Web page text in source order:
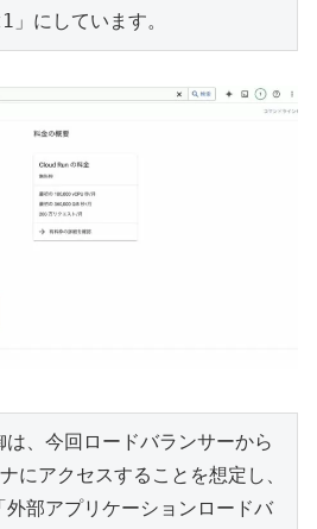
にしています。
、今回ロードバランサーから
アクセスすることを想定し、
外部アプリケーションロードバ